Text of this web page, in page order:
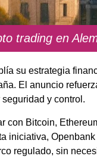
trading en
su estrategia
El anuncio
y control.
con Bitcoin,
iniciativa,
regulado, sin